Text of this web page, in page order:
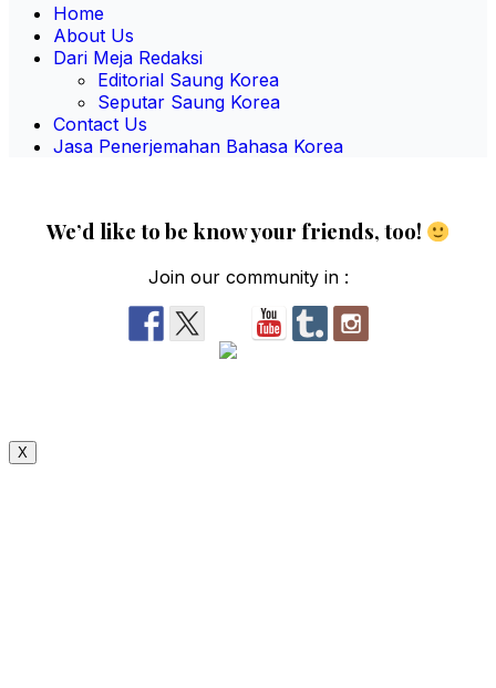
Home
About Us
Dari Meja Redaksi
Editorial Saung Korea
Seputar Saung Korea
Contact Us
Jasa Penerjemahan Bahasa Korea
We’d like to be know your friends, too!
Join our community in :
X